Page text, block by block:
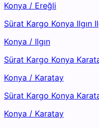
Konya / Ereğli
Sürat Kargo Konya Ilgın
Konya / Ilgın
Sürat Kargo Konya
Konya / Karatay
Sürat Kargo Konya
Konya / Karatay